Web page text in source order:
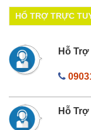
HỔ TRỢ TRỰC
Hỗ
Hỗ